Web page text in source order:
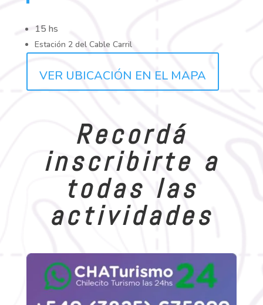
15 hs
Estación 2 del Cable Carril
VER UBICACIÓN EN EL MAPA
Recordá
inscribirte a
todas las
actividades